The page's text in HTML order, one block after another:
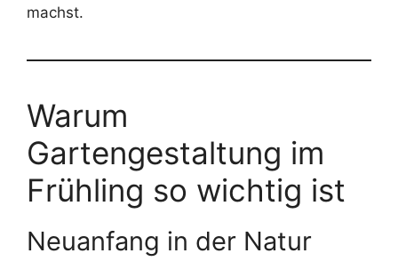
machst.
Warum
Gartengestaltung im
Frühling so wichtig ist
Neuanfang in der Natur